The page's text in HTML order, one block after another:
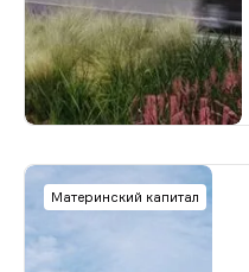
Материнский капитал